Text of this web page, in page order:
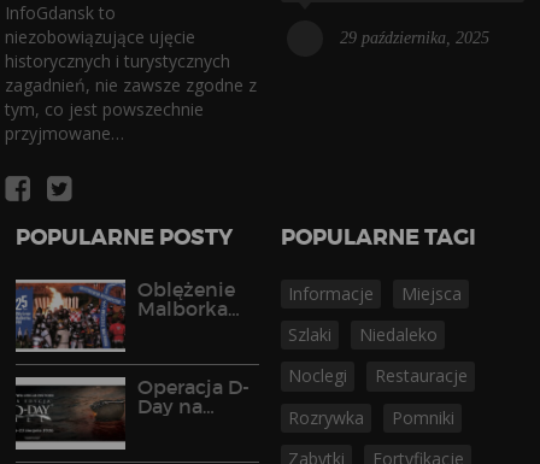
InfoGdansk to
niezobowiązujące ujęcie
historycznych i turystycznych
zagadnień, nie zawsze zgodne z
tym, co jest powszechnie
przyjmowane…
29 października, 2025
POPULARNE POSTY
Oblężenie
Malborka
Operacja D-
Day na
POPULARNE TAGI
Informacje
Miejsca
Szlaki
Niedaleko
Noclegi
Restauracje
Rozrywka
Pomniki
Zabytki
Fortyfikacje